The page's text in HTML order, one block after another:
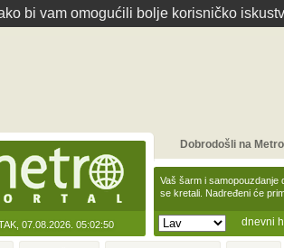
bi vam omogućili bolje korisničko
07.08.2026. 05:02:50 dnevni
Vaš šarm i samopouzdanje
se kretali. Nadređeni će
Dobrodošli na